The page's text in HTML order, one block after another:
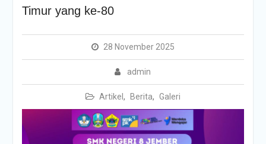
Timur yang ke-80
28 November 2025
admin
Artikel , Berita, Galeri